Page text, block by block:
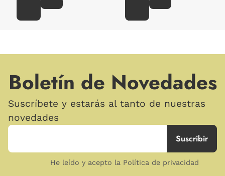
Boletín de Novedades
Suscríbete y estarás al tanto de nuestras
novedades
He leído y acepto la Política de privacidad